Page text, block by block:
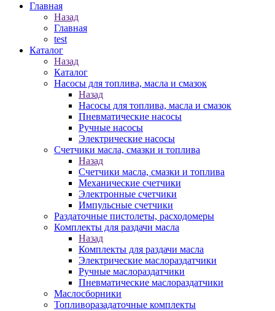
Главная
Назад
Главная
test
Каталог
Назад
Каталог
Насосы для топлива, масла и смазок
Назад
Насосы для топлива, масла и смазок
Пневматические насосы
Ручные насосы
Электрические насосы
Счетчики масла, смазки и топлива
Назад
Счетчики масла, смазки и топлива
Механические счетчики
Электронные счетчики
Импульсные счетчики
Раздаточные пистолеты, расходомеры
Комплекты для раздачи масла
Назад
Комплекты для раздачи масла
Электрические маслораздатчики
Ручные маслораздатчики
Пневматические маслораздатчики
Маслосборники
Топливоразадаточные комплекты